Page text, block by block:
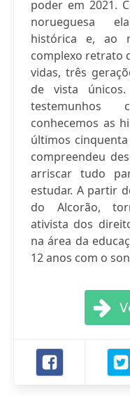
poder em 2021.
norueguesa
histórica e, ao
complexo retrato
vidas, três
de vista
testemunhos
conhecemos as
últimos
compreendeu
arriscar tudo
estudar. A partir
do Alcorão,
ativista dos
na área da
12 anos com o